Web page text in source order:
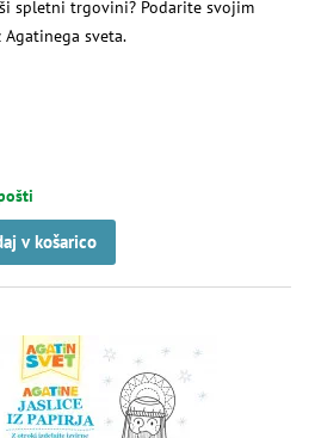
spletni trgovini? Podarite svojim
sveta.
v košarico